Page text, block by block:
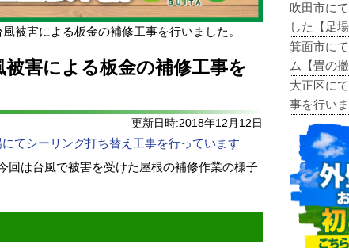
被害による板金の補修工事を行いました。
害による板金の補修工事を
更新日時:2018年12月12日
てシーリング打ち替え工事を行っています
回は台風で被害を受けた屋根の補修作業の様子
吹田市に
した【足
箕面市に
ム【畳の
大正区に
事を行い